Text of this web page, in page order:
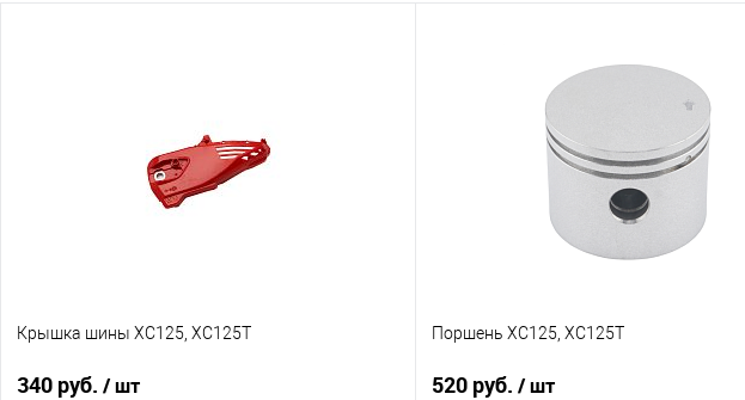
Крышка шины XC125, XC125T
340 руб. / шт
Поршень XC125, XC125T
520 руб./ шт